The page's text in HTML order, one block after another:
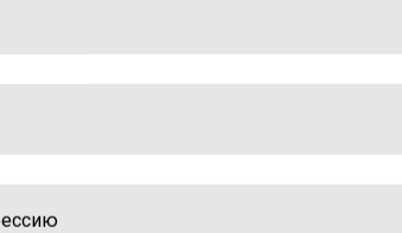
2025»
интеллект»
инструменты
с ней.